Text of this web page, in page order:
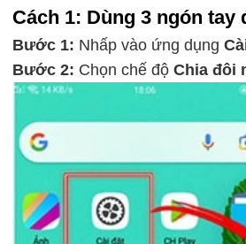
Cách 1: Dùng 3 ngón
Bước 1: Nhấp vào ứng dụng
Bước 2: Chọn chế độChia đôi